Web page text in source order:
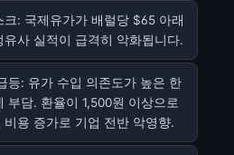
크: 국제유가가 배럴당 $65 아래
유사 실적이 급격히 악화됩니다.
등: 유가 수입 의존도가 높은 한
부담. 환율이 1,500원 이상으로
비용 증가로 기업 전반 악영향.